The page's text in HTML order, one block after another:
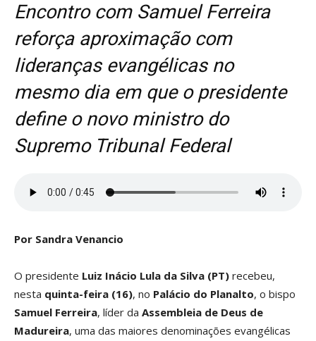
Encontro com Samuel Ferreira
reforça aproximação com
lideranças evangélicas no
mesmo dia em que o presidente
define o novo ministro do
Supremo Tribunal Federal
Por Sandra Venancio
O presidente Luiz Inácio Lula da Silva (PT) recebeu,
nesta quinta-feira (16), no Palácio do Planalto, o bispo
Samuel Ferreira, líder da Assembleia de Deus de
Madureira, uma das maiores denominações evangélicas